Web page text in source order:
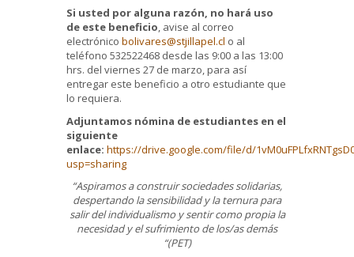
Si usted por alguna razón, no hará uso
de este beneficio, avise al correo
electrónico bolivares@stjillapel.cl o al
teléfono 532522468 desde las 9:00 a las 13:00
hrs. del viernes 27 de marzo, para así
entregar este beneficio a otro estudiante que
lo requiera.
Adjuntamos nómina de estudiantes en el
siguiente
enlace: https://drive.google.com/file/d/
usp=sharing
“Aspiramos a construir sociedades solidarias,
despertando la sensibilidad y la ternura para
salir del individualismo y sentir como propia la
necesidad y el sufrimiento de los/as demás
“(PET)